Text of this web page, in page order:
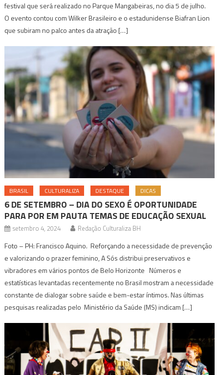
festival que será realizado no Parque Mangabeiras, no dia 5 de julho.
O evento contou com Wilker Brasileiro e o estadunidense Biafran Lion
que subiram no palco antes da atração […]
BRASIL CULTURALIZA DESTAQUE DICAS
6 DE SETEMBRO – DIA DO SEXO É OPORTUNIDADE
PARA POR EM PAUTA TEMAS DE EDUCAÇÃO SEXUAL
setembro 4, 2024 Redação Culturaliza BH
Foto – PH: Francisco Aquino. Reforçando a necessidade de prevenção
e valorizando o prazer feminino, A Sós distribui preservativos e
vibradores em vários pontos de Belo Horizonte Números e
estatísticas levantadas recentemente no Brasil mostram a necessidade
constante de dialogar sobre saúde e bem-estar íntimos. Nas últimas
pesquisas realizadas pelo Ministério da Saúde (MS) indicam […]